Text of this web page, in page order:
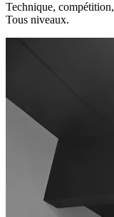
Technique,
Tous niveaux.